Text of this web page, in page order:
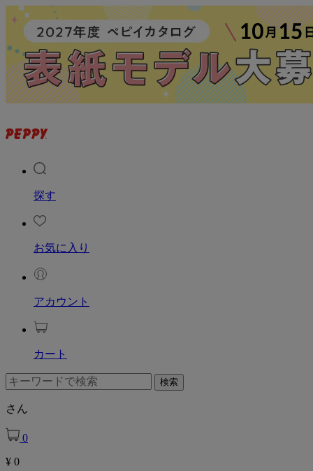
探す
お気に入り
アカウント
カート
さん
0
¥ 0